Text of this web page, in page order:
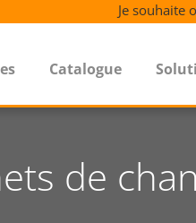
Je souhaite
Catalogue
de